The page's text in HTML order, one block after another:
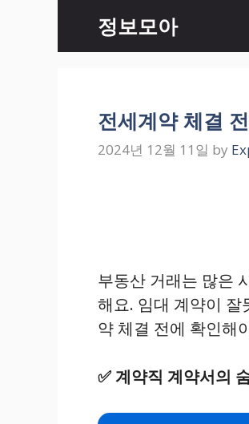
content
정보모아
전세계약 체결
2024년 12월 11일 by
부동산 거래는 많은
해요. 임대 계약이 잘
약 체결 전에 확인해
✅계약직 계약서의